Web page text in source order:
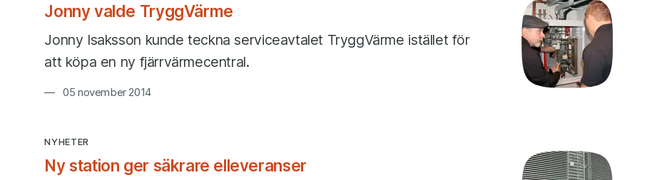
Jonny valde TryggVärme
Jonny Isaksson kunde teckna serviceavtalet TryggVärme istället för
att köpa en ny fjärrvärmecentral.
05 november 2014
Ny station ger säkrare elleveranser
NYHETER